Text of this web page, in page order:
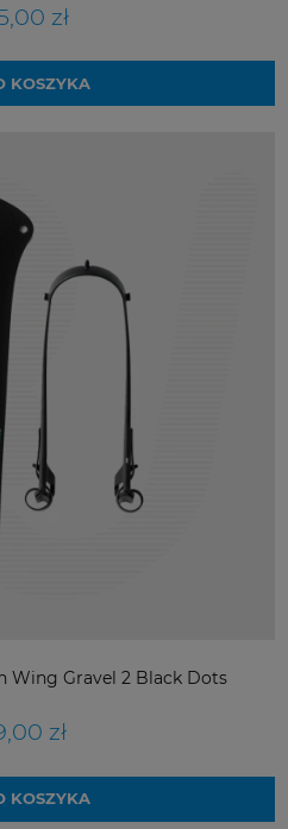
zł
KOSZYKA
Wing Gravel 2 Black Dots
zł
KOSZYKA